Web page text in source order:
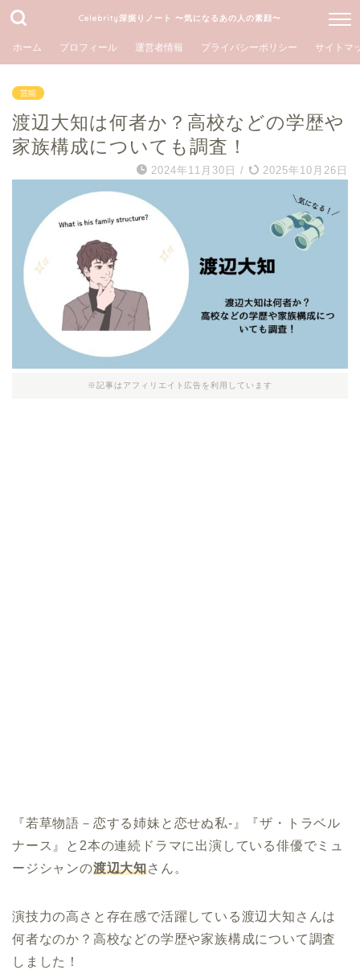
Celebrity深掘りノート 〜気になるあの人の素顔〜
ホーム プロフィール 運営者情報 プライバシーポリシー サイトマ
芸能
渡辺大知は何者か？高校などの学歴や
家族構成についても調査！
2024年11月30日 / 2025年10月26日
※記事はアフィリエイト広告を利用しています
『若草物語－恋する姉妹と恋せぬ私-』『ザ・トラベル
ナース』と2本の連続ドラマに出演している俳優でミュ
ージシャンの渡辺大知さん。
演技力の高さと存在感で活躍している渡辺大知さんは
何者なのか？高校などの学歴や家族構成について調査
しました！